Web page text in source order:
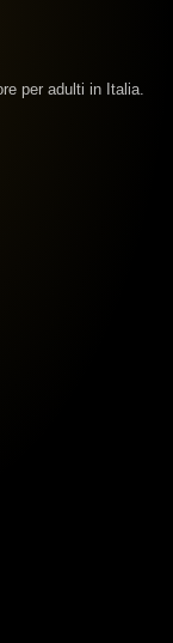
per adulti in Italia.